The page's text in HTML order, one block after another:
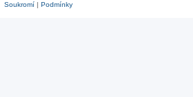
Soukromí| Podmínky